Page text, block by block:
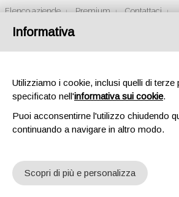
Elenco aziende Premium Contattaci
Easyprof imbianchino Milano
Informativa
Utilizziamo i cookie, inclusi quelli di
specificato nell'informativa sui cookie.
Puoi acconsentirne l'utilizzo chiudendo
continuando a navigare in altro modo.
Scopri di più e personalizza